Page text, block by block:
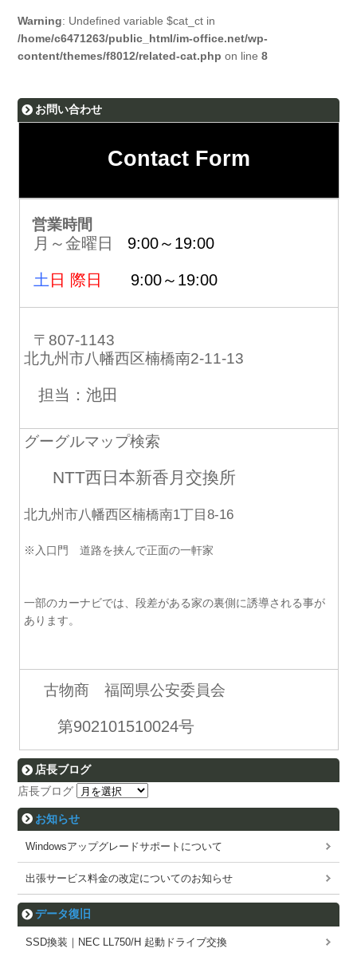
Warning: Undefined variable $cat_ct in
/home/c6471263/public_html/im-office.net/wp-
content/themes/f8012/related-cat.php on line8
お問い合わせ
Contact Form
営業時間
月～金曜日 9:00～19:00
土 日 際日 9:00～19:00
〒807-1143
北九州市八幡西区楠橋南2-11-13
担当：池田
グーグルマップ検索
NTT西日本新香月交換所
北九州市八幡西区楠橋南1丁目8-16
※入口門 道路を挟んで正面の一軒家
一部のカーナビでは、段差がある家の裏側に誘導される事が
あります。
古物商 福岡県公安委員会
第902101510024号
店長ブログ
店長ブログ
お知らせ
Windowsアップグレードサポートについて
出張サービス料金の改定についてのお知らせ
データ復旧
SSD換装｜NEC LL750/H 起動ドライブ交換